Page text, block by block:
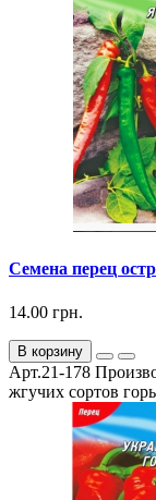
Семена перец
14.00 грн.
В корзину
Арт.21-178
жгучих сортов